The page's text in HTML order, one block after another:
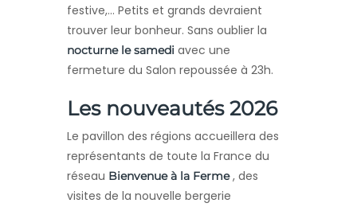
festive,… Petits et grands devraient
trouver leur bonheur. Sans oublier la
nocturne le samedi avec une
fermeture du Salon repoussée à 23h.
Les nouveautés 2026
Le pavillon des régions accueillera des
représentants de toute la France du
réseau Bienvenue à la Ferme, des
visites de la nouvelle bergerie